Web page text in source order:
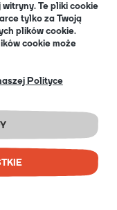
SP. Z O.O.
Te pliki cookie
tylko za Twoją
plików cookie.
cookie może
Polityce